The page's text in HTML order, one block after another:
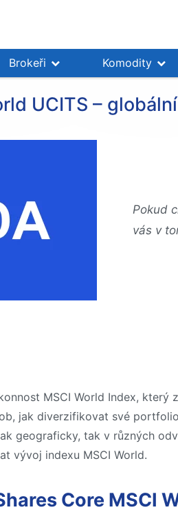
Brokeři Komodity
UCITS –
Pokud
vás v
MSCI World Index,
jak diverzifikovat své
geograficky, tak v různých
vývoj indexu MSCI World.
Core MSCI